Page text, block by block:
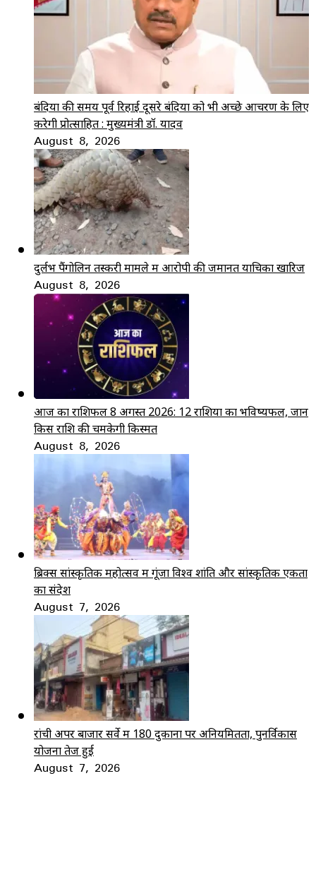
बंदियों की समय पूर्व रिहाई दूसरे बंदियों को भी अच्छे आचरण के लिए
करेगी प्रोत्साहित : मुख्यमंत्री डॉ. यादव
August 8, 2026
दुर्लभ पैंगोलिन तस्करी मामले में आरोपी की जमानत याचिका खारिज
August 8, 2026
आज का राशिफल 8 अगस्त 2026: 12 राशियों का भविष्यफल, जानें
किस राशि की चमकेगी किस्मत
August 8, 2026
ब्रिक्स सांस्कृतिक महोत्सव में गूंजा विश्व शांति और सांस्कृतिक एकता
का संदेश
August 7, 2026
रांची अपर बाजार सर्वे में 180 दुकानों पर अनियमितता, पुनर्विकास
योजना तेज हुई
August 7, 2026